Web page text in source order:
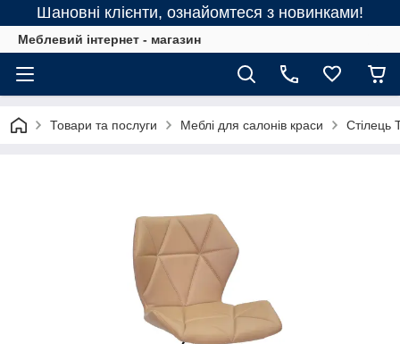
Шановні клієнти, ознайомтеся з новинками!
Меблевий інтернет - магазин
Товари та послуги Меблі для салонів краси Стілець